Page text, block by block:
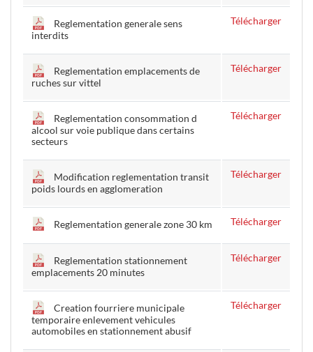
Reglementation generale sens
interdits
Télécharger
Reglementation emplacements de
ruches sur vittel
Télécharger
Reglementation consommation d
alcool sur voie publique dans certains
secteurs
Télécharger
Modification reglementation transit
poids lourds en agglomeration
Télécharger
Reglementation generale zone 30 km Télécharger
Reglementation stationnement
emplacements 20 minutes
Télécharger
Creation fourriere municipale
temporaire enlevement vehicules
automobiles en stationnement abusif
Télécharger